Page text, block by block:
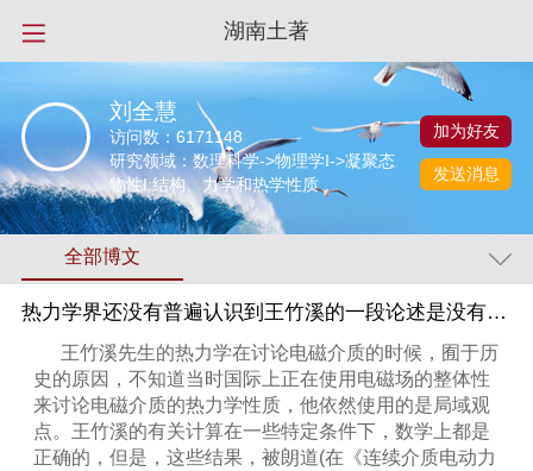
湖南土著
刘全慧
访问数： 6171148
研究领域：数理科学->物理学I->凝聚态
物性I:结构、力学和热学性质
加为好友
发送消息
全部博文
热力学界还没有普遍认识到王竹溪的一段论述是没有意义的
王竹溪先生的热力学在讨论电磁介质的时候，囿于历
史的原因，不知道当时国际上正在使用电磁场的整体性
来讨论电磁介质的热力学性质，他依然使用的是局域观
点。王竹溪的有关计算在一些特定条件下，数学上都是
正确的，但是，这些结果，被朗道(在《连续介质电动力